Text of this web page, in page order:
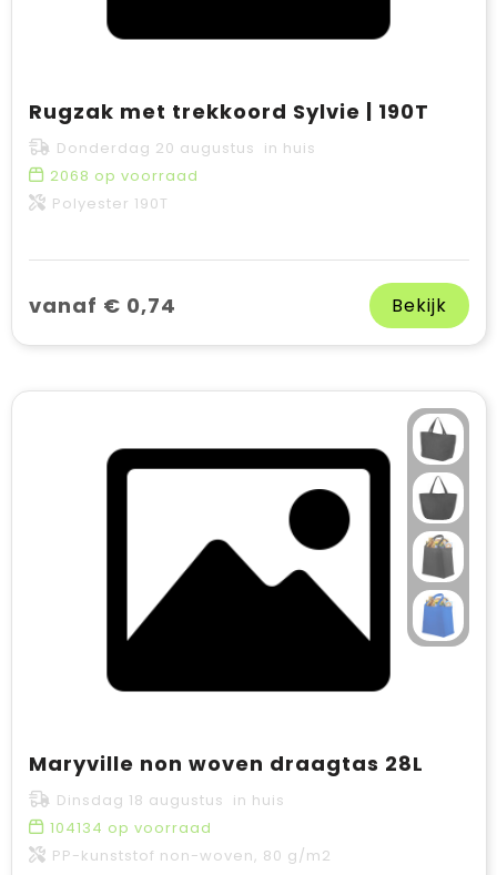
Rugzak met trekkoord Sylvie | 190T
Donderdag 20 augustus in huis
2068 op voorraad
Polyester 190T
vanaf € 0,74 Bekijk
Maryville non woven draagtas 28L
Dinsdag 18 augustus in huis
104134 op voorraad
PP-kunststof non-woven, 80 g/m2